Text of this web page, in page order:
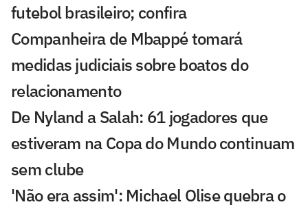
futebol brasileiro; confira
Companheira de Mbappé tomará
medidas judiciais sobre boatos do
relacionamento
De Nyland a Salah: 61 jogadores que
estiveram na Copa do Mundo continuam
sem clube
'Não era assim': Michael Olise quebra o